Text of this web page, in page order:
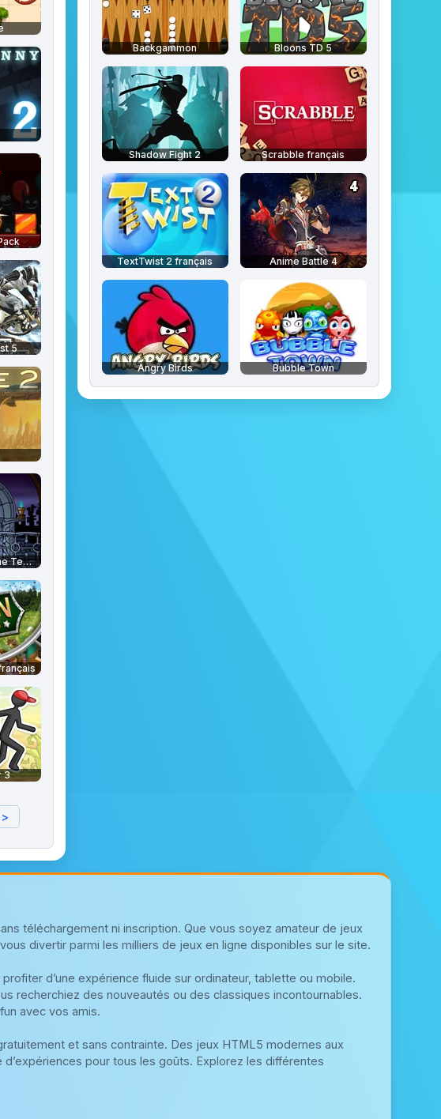
5
Submachine 9: The Temple
3
Backgammon Bloons TD 5
Shadow Fight 2 Scrabble français
TextTwist 2 français Anime Battle 4
Angry Birds Bubble Town
téléchargement ni inscription. Que vous soyez amateur de jeux
divertir parmi les milliers de jeux en ligne disponibles sur le site.
d’une expérience fluide sur ordinateur, tablette ou mobile.
recherchiez des nouveautés ou des classiques incontournables.
avec vos amis.
et sans contrainte. Des jeux HTML5 modernes aux
pour tous les goûts. Explorez les différentes